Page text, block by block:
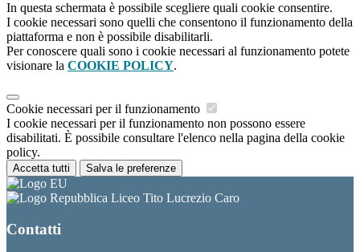
In questa schermata è possibile scegliere quali cookie consentire.
I cookie necessari sono quelli che consentono il funzionamento della
piattaforma e non è possibile disabilitarli.
Per conoscere quali sono i cookie necessari al funzionamento potete
visionare la COOKIE POLICY.
Cookie necessari per il funzionamento
I cookie necessari per il funzionamento non possono essere
disabilitati. È possibile consultare l'elenco nella pagina della cookie
policy.
Accetta tutti Salva le preferenze
Liceo Tito Lucrezio Caro
Contatti